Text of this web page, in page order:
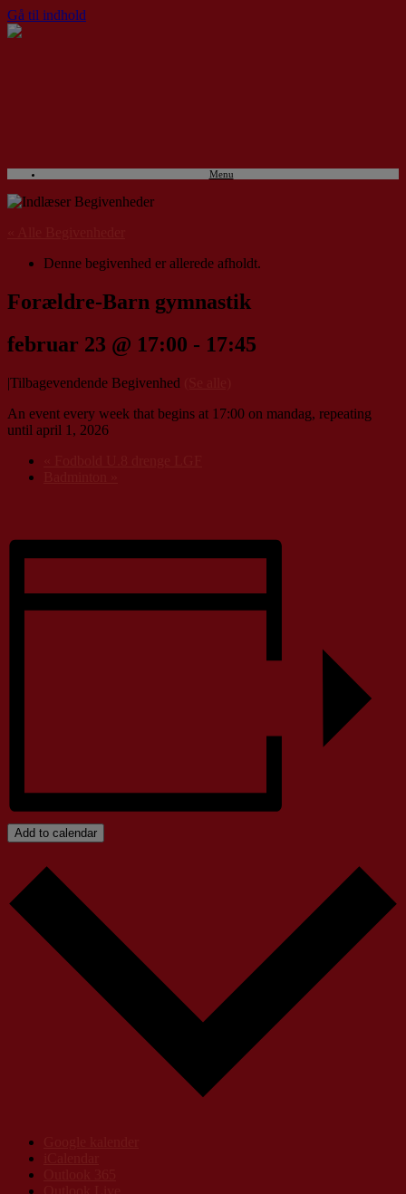
Gå til indhold
Menu
Denne begivenhed er allerede afholdt.
Forældre-Barn gymnastik
februar 23 @ 17:00 - 17:45
|Tilbagevendende Begivenhed
An event every week that begins at 17:00 on mandag, repeating
until april 1, 2026
Add to calendar